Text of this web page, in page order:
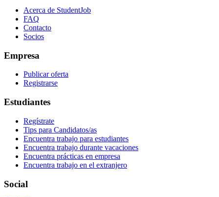
Acerca de StudentJob
FAQ
Contacto
Socios
Empresa
Publicar oferta
Registrarse
Estudiantes
Regístrate
Tips para Candidatos/as
Encuentra trabajo para estudiantes
Encuentra trabajo durante vacaciones
Encuentra prácticas en empresa
Encuentra trabajo en el extranjero
Social